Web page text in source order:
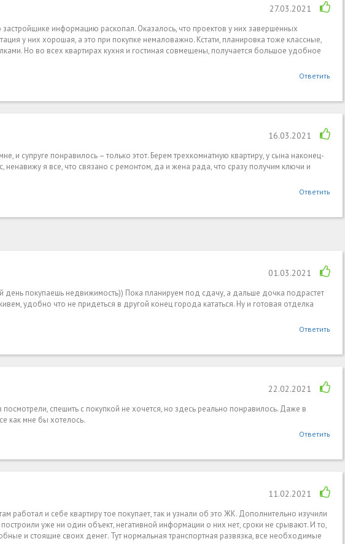
27.03.2021
информацию раскопал. Оказалось, что проектов у них завершенных
у них хорошая, а это при покупке немаловажно. Кстати, планировка тоже классные,
Но во всех квартирах кухня и гостиная совмещены, получается большое удобное
Ответить
16.03.2021
и супруге понравилось – только этот. Берем трехкомнатную квартиру, у сына наконец-
я все, что связано с ремонтом, да и жена рада, что сразу получим ключи и
Ответить
01.03.2021
покупаешь недвижимость)) Пока планируем под сдачу, а дальше дочка подрастет
удобно что не придеться в другой конец города кататься. Ну и готовая отделка
Ответить
22.02.2021
спешить с покупкой не хочется, но здесь реально понравилось. Даже в
как мне бы хотелось.
Ответить
11.02.2021
работал и себе квартиру тое покупает, так и узнали об это ЖК. Дополнительно изучили
уже ни один объект, негативной информации о них нет, сроки не срывают. И то,
и стоящие своих денег. Тут нормальная транспортная развязка, все необходимые